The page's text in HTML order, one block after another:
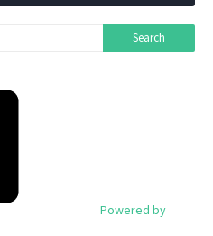
Powered by